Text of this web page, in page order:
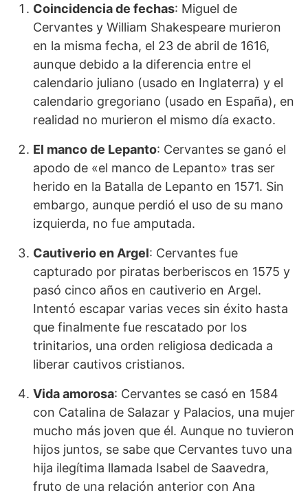
Coincidencia de fechas: Miguel de
Cervantes y William Shakespeare murieron
en la misma fecha, el 23 de abril de 1616,
aunque debido a la diferencia entre el
calendario juliano (usado en Inglaterra) y el
calendario gregoriano (usado en España), en
realidad no murieron el mismo día exacto.
El manco de Lepanto: Cervantes se ganó el
apodo de «el manco de Lepanto» tras ser
herido en la Batalla de Lepanto en 1571. Sin
embargo, aunque perdió el uso de su mano
izquierda, no fue amputada.
Cautiverio en Argel: Cervantes fue
capturado por piratas berberiscos en 1575 y
pasó cinco años en cautiverio en Argel.
Intentó escapar varias veces sin éxito hasta
que finalmente fue rescatado por los
trinitarios, una orden religiosa dedicada a
liberar cautivos cristianos.
Vida amorosa: Cervantes se casó en 1584
con Catalina de Salazar y Palacios, una mujer
mucho más joven que él. Aunque no tuvieron
hijos juntos, se sabe que Cervantes tuvo una
hija ilegítima llamada Isabel de Saavedra,
fruto de una relación anterior con Ana